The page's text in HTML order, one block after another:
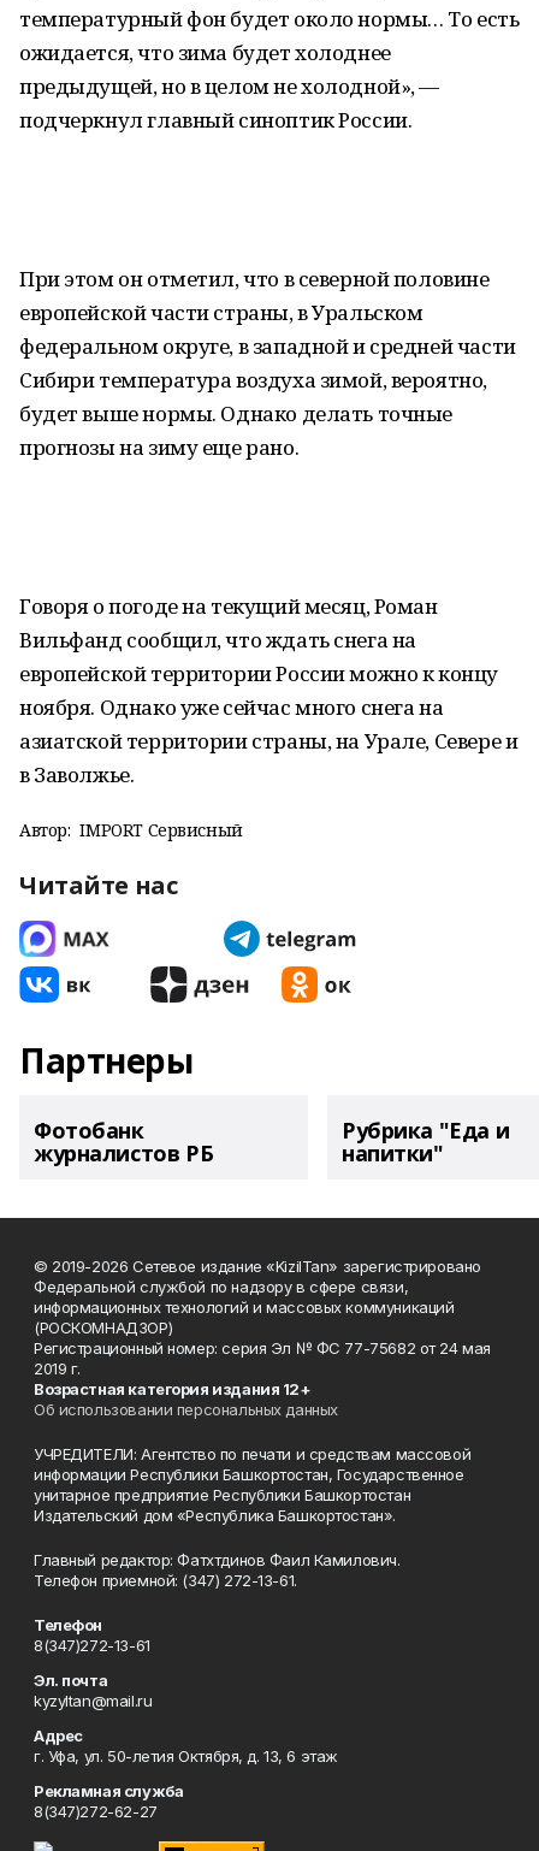
температурный фон будет около нормы… То есть
ожидается, что зима будет холоднее
предыдущей, но в целом не холодной», —
подчеркнул главный синоптик России.
При этом он отметил, что в северной половине
европейской части страны, в Уральском
федеральном округе, в западной и средней части
Сибири температура воздуха зимой, вероятно,
будет выше нормы. Однако делать точные
прогнозы на зиму еще рано.
Говоря о погоде на текущий месяц, Роман
Вильфанд сообщил, что ждать снега на
европейской территории России можно к концу
ноября. Однако уже сейчас много снега на
азиатской территории страны, на Урале, Севере и
в Заволжье.
Автор: IMPORT Сервисный
Читайте нас
Партнеры
Фотобанк
журналистов РБ
Рубрика "Еда и
напитки"
© 2019-2026 Сетевое издание «KizilTan» зарегистрировано
Федеральной службой по надзору в сфере связи,
информационных технологий и массовых коммуникаций
(РОСКОМНАДЗОР)
Регистрационный номер: серия Эл № ФС 77-75682 от 24 мая
2019 г.
Возрастная категория издания 12+
Об использовании персональных данных
УЧРЕДИТЕЛИ: Агентство по печати и средствам массовой
информации Республики Башкортостан, Государственное
унитарное предприятие Республики Башкортостан
Издательский дом «Республика Башкортостан».
Главный редактор: Фатхтдинов Фаил Камилович.
Телефон приемной: (347) 272-13-61.
Телефон
8(347)272-13-61
Эл. почта
kyzyltan@mail.ru
Адрес
г. Уфа, ул. 50-летия Октября, д. 13, 6 этаж
Рекламная служба
8(347)272-62-27